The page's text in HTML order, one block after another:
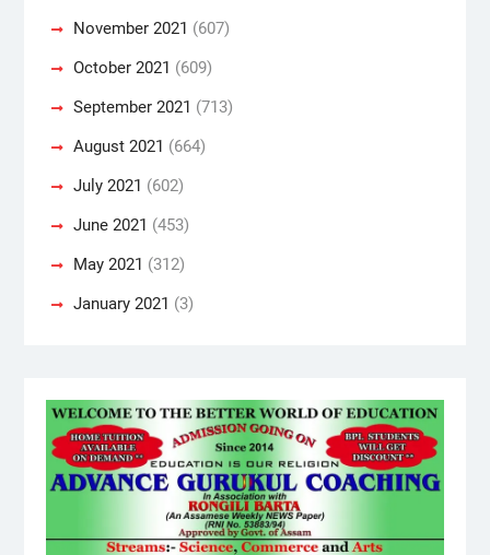
November 2021 (607)
October 2021 (609)
September 2021 (713)
August 2021 (664)
July 2021 (602)
June 2021 (453)
May 2021 (312)
January 2021 (3)